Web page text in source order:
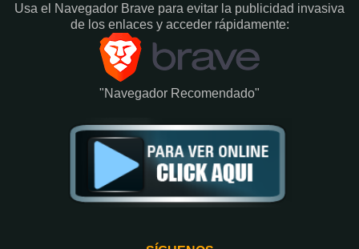
Usa el Navegador Brave para evitar la publicidad invasiva
de los enlaces y acceder rápidamente:​
"Navegador Recomendado"